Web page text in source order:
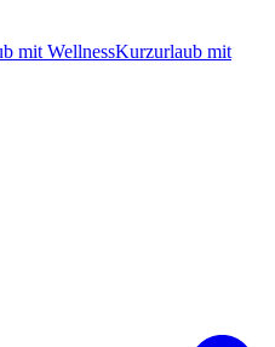
mit WellnessKurzurlaub mit